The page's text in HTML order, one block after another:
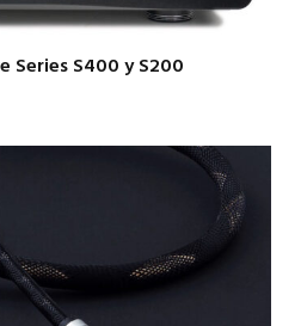
Series S400 y S200